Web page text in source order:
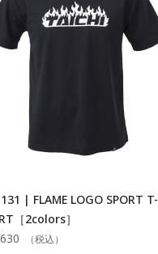
| FLAME LOGO SPORT T-
［2colors］
（税込）